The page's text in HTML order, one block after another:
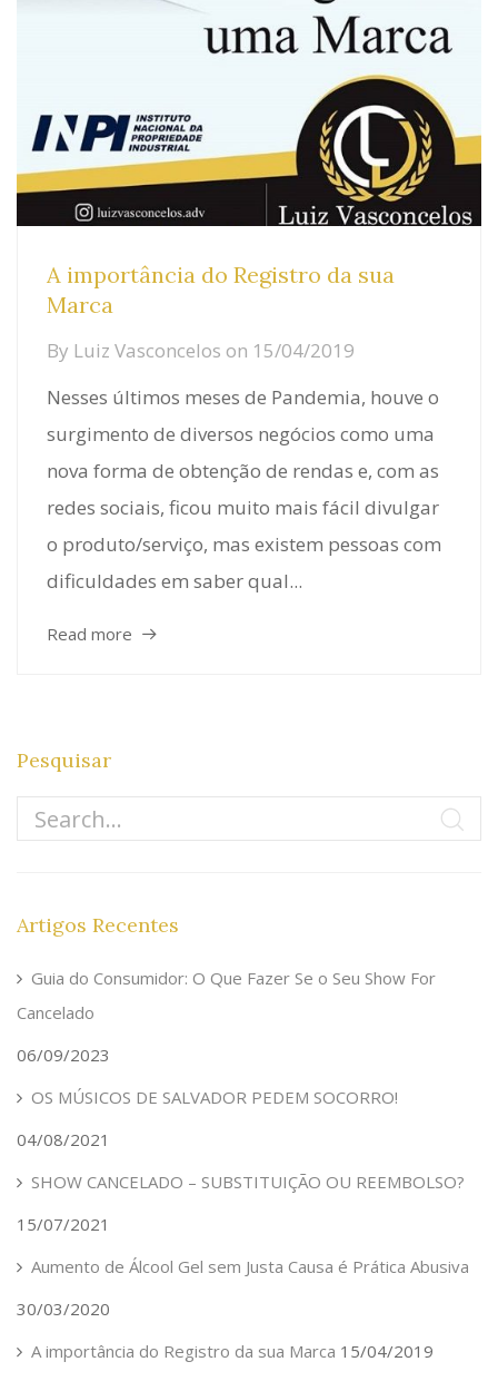
A importância do Registro da sua
Marca
By Luiz Vasconcelos on 15/04/2019
Nesses últimos meses de Pandemia, houve o
surgimento de diversos negócios como uma
nova forma de obtenção de rendas e, com as
redes sociais, ficou muito mais fácil divulgar
o produto/serviço, mas existem pessoas com
dificuldades em saber qual...
Read more
Pesquisar
Artigos Recentes
Guia do Consumidor: O Que Fazer Se o Seu Show For
Cancelado
06/09/2023
OS MÚSICOS DE SALVADOR PEDEM SOCORRO!
04/08/2021
SHOW CANCELADO – SUBSTITUIÇÃO OU REEMBOLSO?
15/07/2021
Aumento de Álcool Gel sem Justa Causa é Prática Abusiva
30/03/2020
A importância do Registro da sua Marca 15/04/2019